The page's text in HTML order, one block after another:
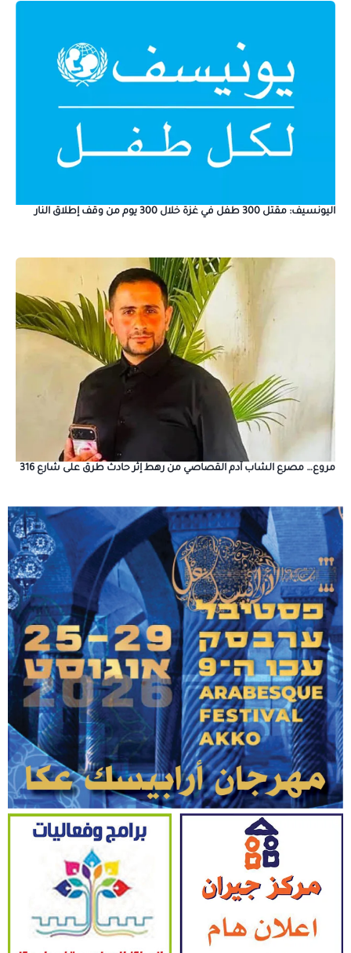
اليونسيف: مقتل 300 طفل في غزة خلال 300 يوم من وقف إطلاق النار
مروع… مصرع الشاب آدم القصاصي من رهط إثر حادث طرق على شارع 316